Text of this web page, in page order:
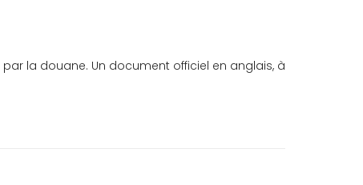
la douane. Un document officiel en anglais, à